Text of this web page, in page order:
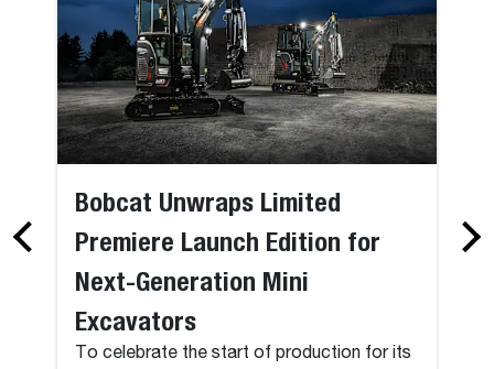
Bobcat Unwraps Limited
Premiere Launch Edition for
Next-Generation Mini
Excavators
To celebrate the start of production for its